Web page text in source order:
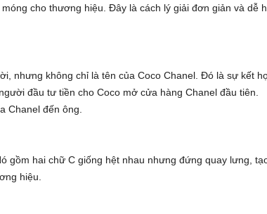
cho thương hiệu. Đây là cách lý giải đơn giản và dễ
nhưng không chỉ là tên của Coco Chanel. Đó là sự kết
đầu tư tiền cho Coco mở cửa hàng Chanel đầu tiên.
Chanel đến ông.
gồm hai chữ C giống hệt nhau nhưng đứng quay lưng,
hiệu.